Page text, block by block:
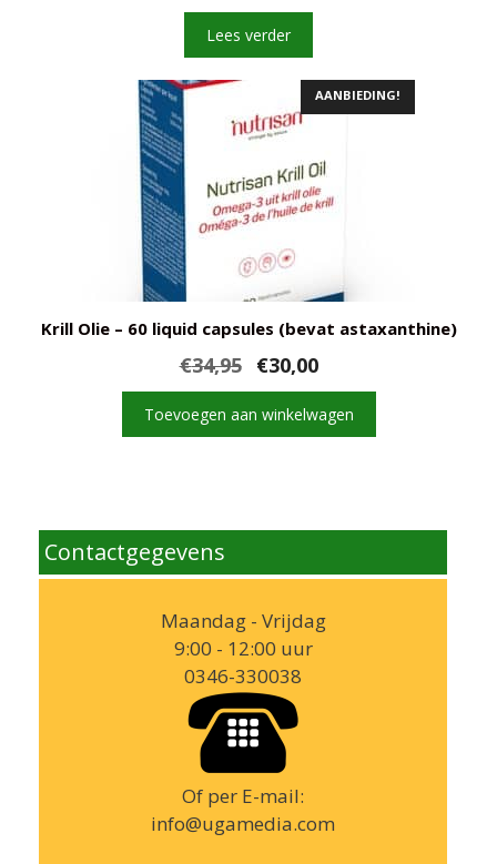
Lees verder
AANBIEDING!
Krill Olie – 60 liquid capsules (bevat astaxanthine)
€34,95
Oorspronkelijke
prijs
€34,95.
€30,00Huidige
€30,00.
Toevoegen aan winkelwagen
Contactgegevens
Maandag - Vrijdag
9:00 - 12:00 uur
0346-330038
Of per E-mail:
info@ugamedia.com